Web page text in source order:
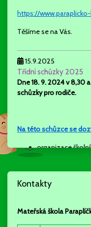
https://
Těšíme se na Vás.
15.9.2025
Třídní schůzky 2025
Dne 18. 9. 2024 v 8,30
schůzky pro rodiče.
Na této schůzce se
organizace
rozdělení dětí do
akce a aktivity
školy….)
stravování, školné
individuální a
Kontakty
Mateřská škola